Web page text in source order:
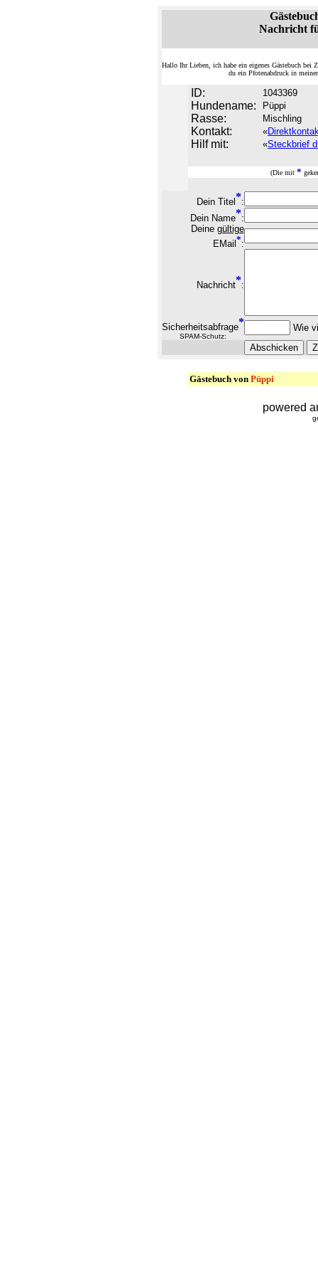
Nachricht
Hallo Ihr Lieben, ich habe ein eigenes Gästebuch bei
du ein Pfotenabdruck in
ID: 1043369
Hundename: Püppi
Rasse: Mischling
Kontakt: «
Hilf mit: «Steckbrief
(Die mit *
Dein Titel *:
Dein Name*:
Deine gültige
EMail *:
Nachricht*:
Sicherheitsabfrage*
SPAM-Schutz:
Wie
Gästebuch von Püppi
powered